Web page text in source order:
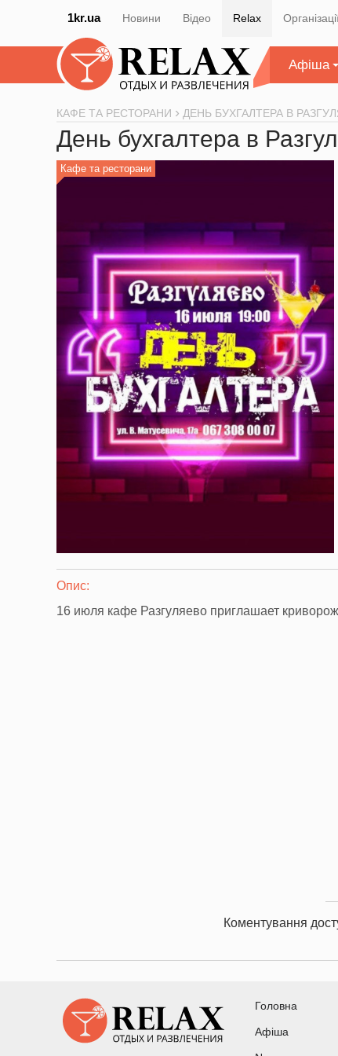
1kr.ua Новини Відео Relax
Афіша
КАФЕ ТА РЕСТОРАНИ ДЕНЬ БУХГАЛТЕРА В
День бухгалтера в
Кафе та ресторани
Опис:
16 июля кафе Разгуляево приглашает
Коментування
Головна
Афіша